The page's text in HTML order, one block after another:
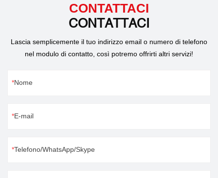
CONTATTACI
CONTATTACI
Lascia semplicemente il tuo indirizzo email o numero di telefono
nel modulo di contatto, così potremo offrirti altri servizi!
Nome
E-mail
Telefono/WhatsApp/Skype